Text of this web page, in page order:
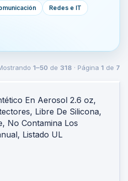
Redes e IT
1–50 de 318 · Página 1 de 7